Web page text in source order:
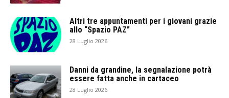
Altri tre appuntamenti per i giovani grazie
allo “Spazio PAZ”
28 Luglio 2026
Danni da grandine, la segnalazione potrà
essere fatta anche in cartaceo
28 Luglio 2026